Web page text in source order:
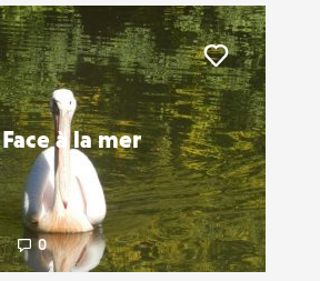
Face à la mer
0
Liker